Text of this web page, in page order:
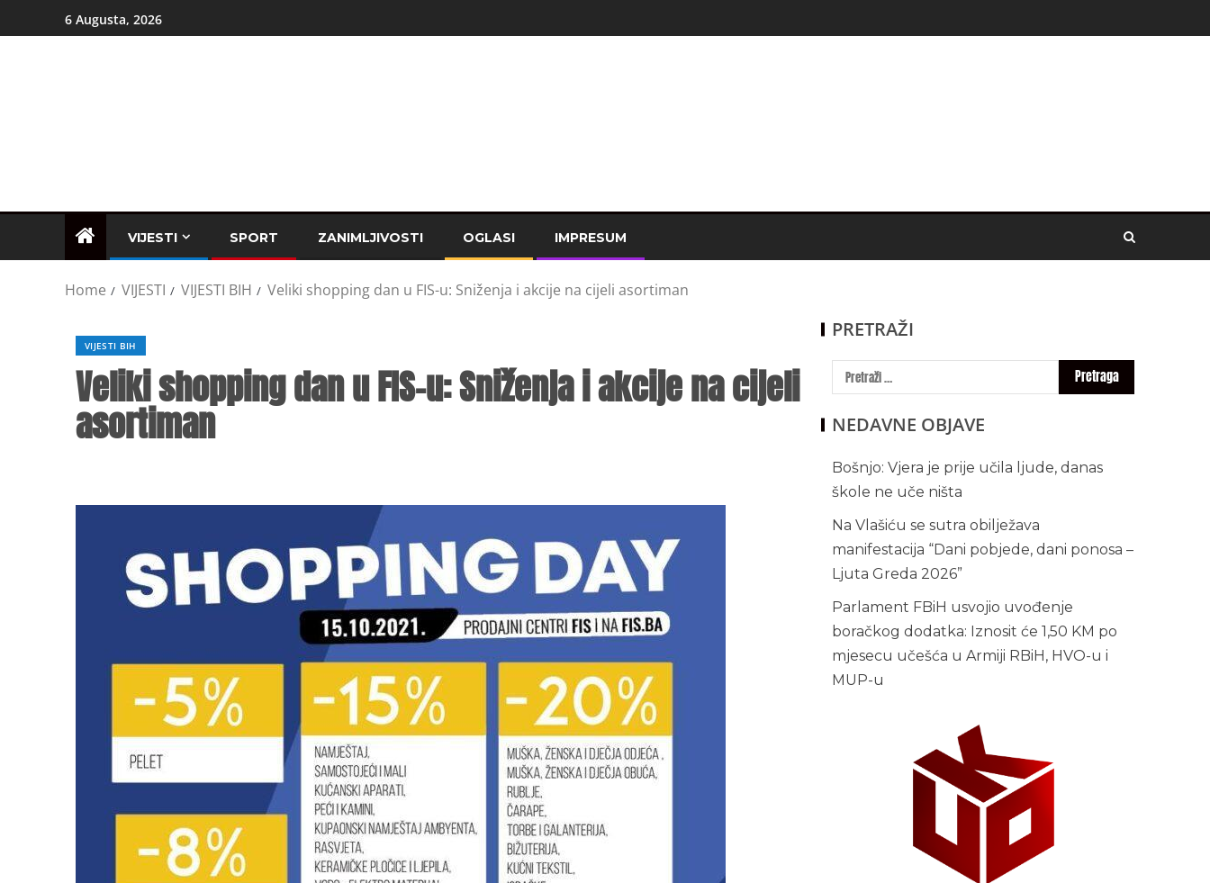
6 Augusta, 2026
VIJESTI SPORT ZANIMLJIVOSTI OGLASI IMPRESUM
Home VIJESTI VIJESTI BIH Veliki shopping dan u FIS-u: Sniženja i akcije na cijeli asortiman
VIJESTI BIH
Veliki shopping dan u FIS-u: Sniženja i akcije na cijeli
asortiman
PRETRAŽI
NEDAVNE OBJAVE
Bošnjo: Vjera je prije učila ljude, danas
škole ne uče ništa
Na Vlašiću se sutra obilježava
manifestacija “Dani pobjede, dani ponosa –
Ljuta Greda 2026”
Parlament FBiH usvojio uvođenje
boračkog dodatka: Iznosit će 1,50 KM po
mjesecu učešća u Armiji RBiH, HVO-u i
MUP-u